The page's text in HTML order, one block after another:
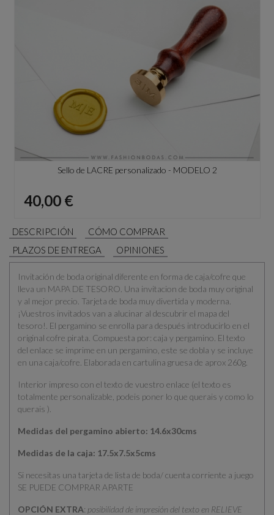
Sello de LACRE personalizado - MODELO 2
Precio
40,00 €
DESCRIPCIÓN
CÓMO COMPRAR
PLAZOS DE ENTREGA
OPINIONES
Invitación de boda original diferente en forma de caja/cofre que
lleva un MAPA DE TESORO. Una invitacion de boda muy original
y al mejor precio. Tarjeta de boda muy divertida y moderna.
¡Vuestros invitados van a alucinar al descubrir el mapa del
tesoro!. El pergamino se enrolla para después introducirlo en el
original cofre pirata. Compuesta por: caja y pergamino. El texto
del enlace se imprime en un pergamino, este se dobla y se incluye
en una caja/cofre. Elaborada en cartulina gruesa de aprox 260g.
Interior impreso con el texto de vuestro enlace (el texto es
totalmente personalizable, podeis poner lo que querais y como lo
querais ).
Medidas del pergamino abierto: 14.6x30cms
Medidas de la caja: 17.5x7.5x5cms
Si necesitas una tarjeta de lista de boda/ cuenta corriente a juego
SE PUEDE COMPRAR APARTE
OPCIÓN EXTRA: posibilidad de impresión del texto en RELIEVE